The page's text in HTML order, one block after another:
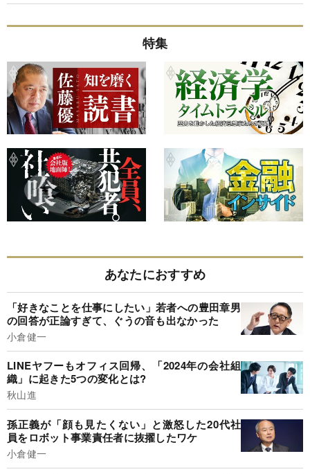
特集
あなたにおすすめ
「好きなことを仕事にしたい」若者への豊田章男
の回答が正論すぎて、ぐうの音も出なかった
小倉健一
LINEヤフーもオフィス回帰、「2024年の会社組
織」に起きた5つの変化とは?
秋山進
孫正義が「顔も見たくない」と激怒した20代社
員をロボット事業責任者に抜擢したワケ
小倉健一